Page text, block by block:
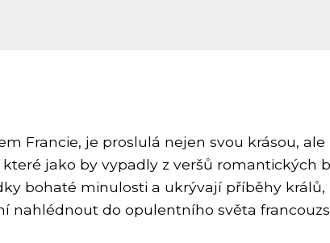
Francie, je proslulá nejen svou krásou,
jako by vypadly z veršů romantických
bohaté minulosti a ukrývají příběhy
nahlédnout do opulentního světa